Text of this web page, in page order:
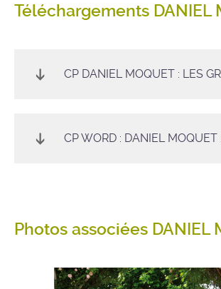
Téléchargements DANIEL
Photos associées DANIEL